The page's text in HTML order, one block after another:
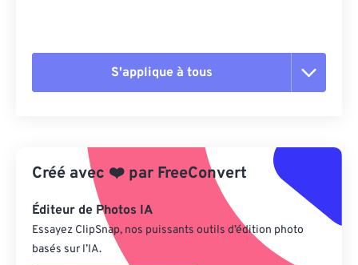
S'applique à tous
Appliquer à partir du préréglage
Enregistrer comme préréglage
Créé avec ❤️ par FreeConvert
Éditeur de Photos IA
Essayez ClipSnap, nos puissants outils d’édition photo
basés sur l’IA.